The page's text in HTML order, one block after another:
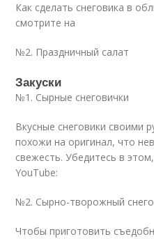
Как сделать снеговика в
смотрите на
№2. Праздничный салат
Закуски
№1. Сырные снеговички
Вкусные снеговики своими
похожи на оригинал, что
свежесть. Убедитесь в
YouTube:
№2. Сырно-творожный
Чтобы приготовить